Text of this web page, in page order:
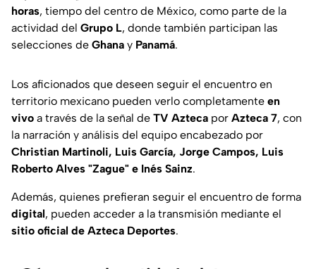
horas, tiempo del centro de México, como parte de la
actividad del Grupo L, donde también participan las
selecciones de Ghana y Panamá.
Los aficionados que deseen seguir el encuentro en
territorio mexicano pueden verlo completamente en
vivo a través de la señal de TV Azteca por Azteca 7, con
la narración y análisis del equipo encabezado por
Christian Martinoli, Luis García, Jorge Campos, Luis
Roberto Alves "Zague" e Inés Sainz.
Además, quienes prefieran seguir el encuentro de forma
digital, pueden acceder a la transmisión mediante el
sitio oficial de Azteca Deportes.